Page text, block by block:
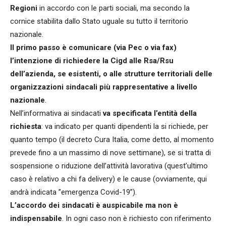
Regioni in accordo con le parti sociali, ma secondo la
cornice stabilita dallo Stato uguale su tutto il territorio
nazionale.
Il primo passo è comunicare (via Pec o via fax)
l’intenzione di richiedere la Cigd alle Rsa/Rsu
dell’azienda, se esistenti, o alle strutture territoriali delle
organizzazioni sindacali più rappresentative a livello
nazionale.
Nell’informativa ai sindacativa specificata l’entità della
richiesta: va indicato per quanti dipendenti la si richiede, per
quanto tempo (il decreto Cura Italia, come detto, al momento
prevede fino a un massimo di nove settimane), se si tratta di
sospensione o riduzione dell’attività lavorativa (quest’ultimo
caso è relativo a chi fa delivery) e le cause (ovviamente, qui
andrà indicata ”emergenza Covid-19”).
L’accordo dei sindacati è auspicabile ma non è
indispensabile. In ogni caso non è richiesto con riferimento